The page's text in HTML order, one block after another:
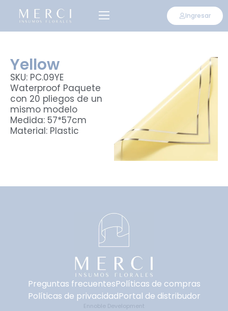
Ingresar
Yellow
SKU: PC.09YE
Waterproof Paquete
con 20 pliegos de un
mismo modelo
Medida: 57*57cm
Material: Plastic
Preguntas frecuentesPolíticas de compras
Políticas de privacidadPortal de distribudor
Ennoble Development